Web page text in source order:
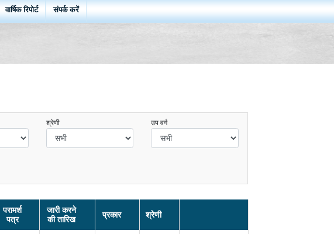
वार्षिक रिपोर्ट संपर्क करें
श्रेणी उप वर्ग
परामर्श
पत्र
जारी करने
की तारिख
प्रकार श्रेणी